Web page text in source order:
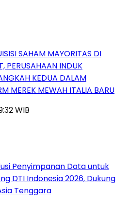
SAHAM MAYORITAS DI
PERUSAHAAN INDUK
KEDUA DALAM
MEREK MEWAH ITALIA BARU
WIB
Penyimpanan Data untuk
DTI Indonesia 2026, Dukung
Tenggara